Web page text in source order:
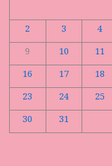
2
3 4
9
10 11
16
17 18
23
24 25
30
31